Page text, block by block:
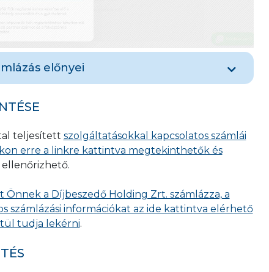
előnyei
e-mailben kap értesítést,
azonnal megkaphatja és megtekintheti,
formában tekintheti meg, elmentheti és
(bankkártyás, átutalás) fizetési módokon
nem keverednek el, régi számlái nem foglalnak
rendszerezetten visszakereshetőek és
teljesített szolgáltatásokkal kapcsolatos számlái
erre a linkre kattintva megtekinthetők és
Önnek a Díjbeszedő Holding Zrt. számlázza, a
számlázási információkat az ide kattintva elérhető
tudja lekérni.